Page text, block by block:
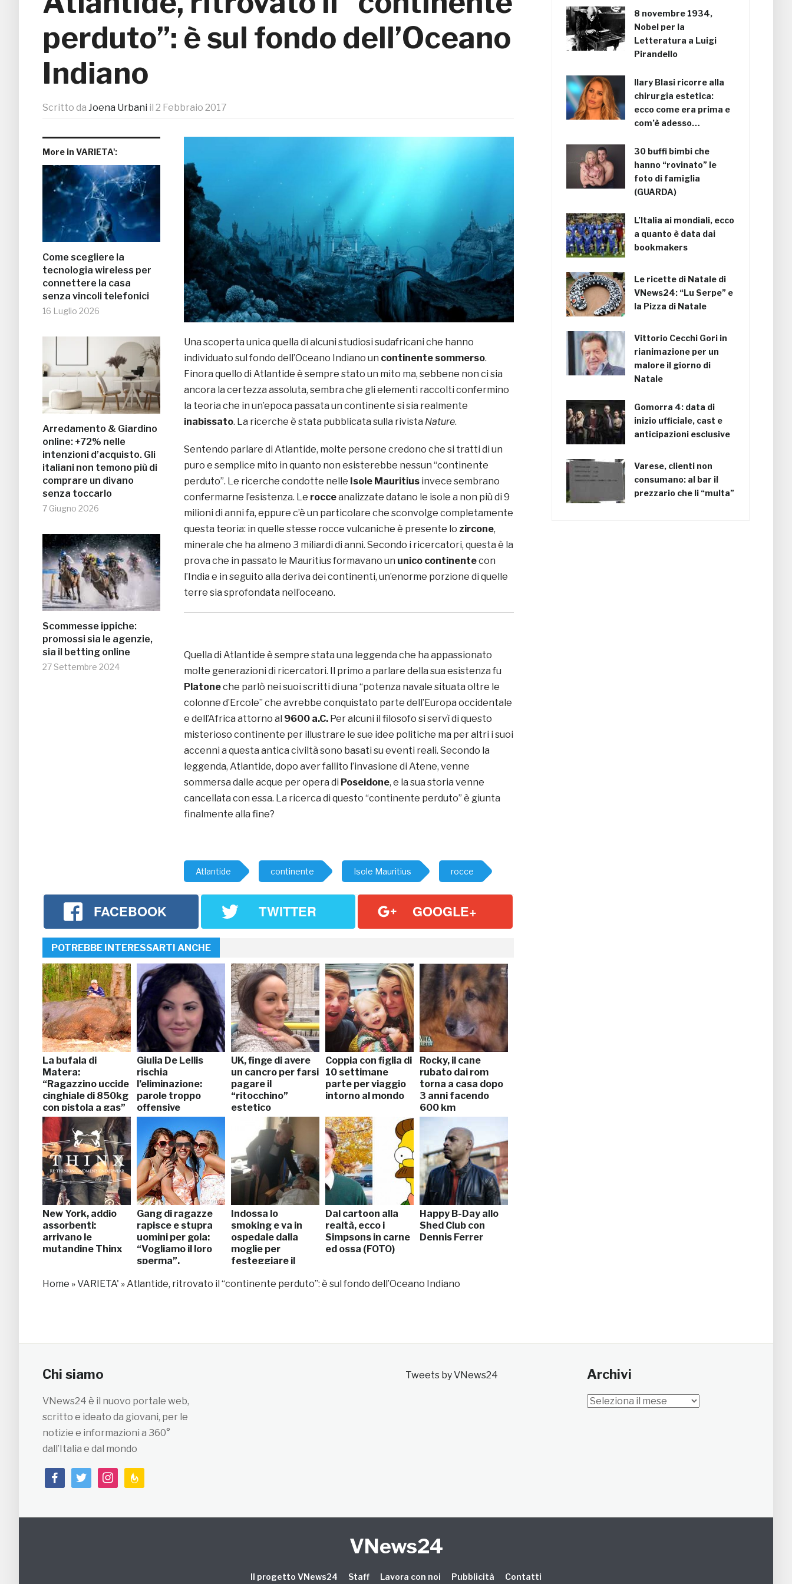
perduto”: è sul fondo dell’Oceano
Indiano
Scritto da Joena Urbani il 2 Febbraio 2017
More in VARIETA':
Come scegliere la
tecnologia wireless per
connettere la casa
senza vincoli telefonici
16 Luglio 2026
Arredamento & Giardino
online: +72% nelle
intenzioni d’acquisto. Gli
italiani non temono più di
comprare un divano
senza toccarlo
7 Giugno 2026
Scommesse ippiche:
promossi sia le agenzie,
sia il betting online
27 Settembre 2024
Una scoperta unica quella di alcuni studiosi sudafricani che hanno
individuato sul fondo dell’Oceano Indiano un continente sommerso.
Finora quello di Atlantide è sempre stato un mito ma, sebbene non ci sia
ancora la certezza assoluta, sembra che gli elementi raccolti confermino
la teoria che in un’epoca passata un continente si sia realmente
inabissato. La ricerche è stata pubblicata sulla rivista Nature.
Sentendo parlare di Atlantide, molte persone credono che si tratti di un
puro e semplice mito in quanto non esisterebbe nessun “continente
perduto”. Le ricerche condotte nelle Isole Mauritius invece sembrano
confermarne l’esistenza. Le rocceanalizzate datano le isole a non più di 9
milioni di anni fa, eppure c’è un particolare che sconvolge completamente
questa teoria: in quelle stesse rocce vulcaniche è presente lo zircone,
minerale che ha almeno 3 miliardi di anni. Secondo i ricercatori, questa è la
prova che in passato le Mauritius formavano un unico continentecon
l’India e in seguito alla deriva dei continenti, un’enorme porzione di quelle
terre sia sprofondata nell’oceano.
Quella di Atlantide è sempre stata una leggenda che ha appassionato
molte generazioni di ricercatori. Il primo a parlare della sua esistenza fu
Platoneche parlò nei suoi scritti di una “potenza navale situata oltre le
colonne d’Ercole” che avrebbe conquistato parte dell’Europa occidentale
e dell’Africa attorno al 9600 a.C. Per alcuni il filosofo si servì di questo
misterioso continente per illustrare le sue idee politiche ma per altri i suoi
accenni a questa antica civiltà sono basati su eventi reali. Secondo la
leggenda, Atlantide, dopo aver fallito l’invasione di Atene, venne
sommersa dalle acque per opera di Poseidone, e la sua storia venne
cancellata con essa. La ricerca di questo “continente perduto” è giunta
finalmente alla fine?
Atlantide continente Isole Mauritius rocce
FACEBOOK TWITTER GOOGLE+
POTREBBE INTERESSARTI ANCHE
La bufala di
Matera:
“Ragazzino uccide
cinghiale di 850kg
con pistola a gas”
Giulia De Lellis
rischia
l’eliminazione:
parole troppo
offensive
UK, finge di avere
un cancro per farsi
pagare il
“ritocchino”
estetico
Coppia con figlia di
10 settimane
parte per viaggio
intorno al mondo
Rocky, il cane
rubato dai rom
torna a casa dopo
3 anni facendo
600 km
New York, addio
assorbenti:
arrivano le
mutandine Thinx
Gang di ragazze
rapisce e stupra
uomini per gola:
“Vogliamo il loro
sperma”.
Indossa lo
smoking e va in
ospedale dalla
moglie per
festeggiare il
anniversario
Dal cartoon alla
realtà, ecco i
Simpsons in carne
ed ossa (FOTO)
Happy B-Day allo
Shed Club con
Dennis Ferrer
Home »VARIETA' » Atlantide, ritrovato il “continente perduto”: è sul fondo dell’Oceano Indiano
8 novembre 1934,
Nobel per la
Letteratura a Luigi
Pirandello
Ilary Blasi ricorre alla
chirurgia estetica:
ecco come era prima e
com’è adesso…
30 buffi bimbi che
hanno “rovinato” le
foto di famiglia
(GUARDA)
L’Italia ai mondiali, ecco
a quanto è data dai
bookmakers
Le ricette di Natale di
VNews24: “Lu Serpe” e
la Pizza di Natale
Vittorio Cecchi Gori in
rianimazione per un
malore il giorno di
Natale
Gomorra 4: data di
inizio ufficiale, cast e
anticipazioni esclusive
Varese, clienti non
consumano: al bar il
prezzario che li “multa”
Chi siamo
VNews24 è il nuovo portale web,
scritto e ideato da giovani, per le
notizie e informazioni a 360°
dall’Italia e dal mondo
facebooktwitterinstagramfeedburner
Tweets by VNews24 Archivi
Archivi
VNews24
Il progetto VNews24 Staff Lavora con noi Pubblicità Contatti